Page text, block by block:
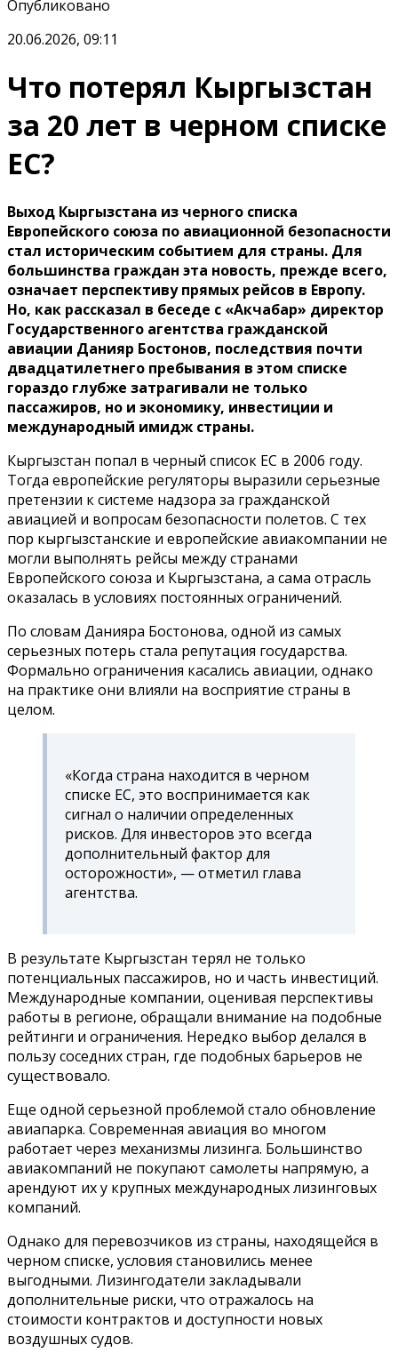
Опубликовано
20.06.2026, 09:11
Что потерял Кыргызстан
за 20 лет в черном списке
ЕС?
Выход Кыргызстана из черного списка
Европейского союза по авиационной безопасности
стал историческим событием для страны. Для
большинства граждан эта новость, прежде всего,
означает перспективу прямых рейсов в Европу.
Но, как рассказал в беседе с «Акчабар» директор
Государственного агентства гражданской
авиации Данияр Бостонов, последствия почти
двадцатилетнего пребывания в этом списке
гораздо глубже затрагивали не только
пассажиров, но и экономику, инвестиции и
международный имидж страны.
Кыргызстан попал в черный список ЕС в 2006 году.
Тогда европейские регуляторы выразили серьезные
претензии к системе надзора за гражданской
авиацией и вопросам безопасности полетов. С тех
пор кыргызстанские и европейские авиакомпании не
могли выполнять рейсы между странами
Европейского союза и Кыргызстана, а сама отрасль
оказалась в условиях постоянных ограничений.
По словам Данияра Бостонова, одной из самых
серьезных потерь стала репутация государства.
Формально ограничения касались авиации, однако
на практике они влияли на восприятие страны в
целом.
«Когда страна находится в черном
списке ЕС, это воспринимается как
сигнал о наличии определенных
рисков. Для инвесторов это всегда
дополнительный фактор для
осторожности», — отметил глава
агентства.
В результате Кыргызстан терял не только
потенциальных пассажиров, но и часть инвестиций.
Международные компании, оценивая перспективы
работы в регионе, обращали внимание на подобные
рейтинги и ограничения. Нередко выбор делался в
пользу соседних стран, где подобных барьеров не
существовало.
Еще одной серьезной проблемой стало обновление
авиапарка. Современная авиация во многом
работает через механизмы лизинга. Большинство
авиакомпаний не покупают самолеты напрямую, а
арендуют их у крупных международных лизинговых
компаний.
Однако для перевозчиков из страны, находящейся в
черном списке, условия становились менее
выгодными. Лизингодатели закладывали
дополнительные риски, что отражалось на
стоимости контрактов и доступности новых
воздушных судов.